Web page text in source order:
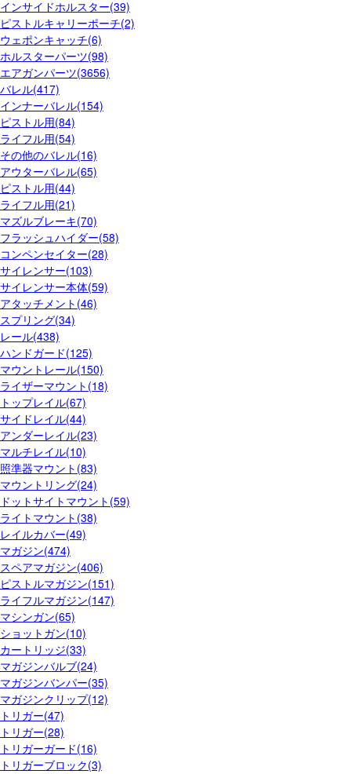
インサイドホルスター(39)
ピストルキャリーポーチ(2)
ウェポンキャッチ(6)
ホルスターパーツ(98)
エアガンパーツ(3656)
バレル(417)
インナーバレル(154)
ピストル用(84)
ライフル用(54)
その他のバレル(16)
アウターバレル(65)
ピストル用(44)
ライフル用(21)
マズルブレーキ(70)
フラッシュハイダー(58)
コンペンセイター(28)
サイレンサー(103)
サイレンサー本体(59)
アタッチメント(46)
スプリング(34)
レール(438)
ハンドガード(125)
マウントレール(150)
ライザーマウント(18)
トップレイル(67)
サイドレイル(44)
アンダーレイル(23)
マルチレイル(10)
照準器マウント(83)
マウントリング(24)
ドットサイトマウント(59)
ライトマウント(38)
レイルカバー(49)
マガジン(474)
スペアマガジン(406)
ピストルマガジン(151)
ライフルマガジン(147)
マシンガン(65)
ショットガン(10)
カートリッジ(33)
マガジンバルブ(24)
マガジンバンパー(35)
マガジンクリップ(12)
トリガー(47)
トリガー(28)
トリガーガード(16)
トリガーブロック(3)